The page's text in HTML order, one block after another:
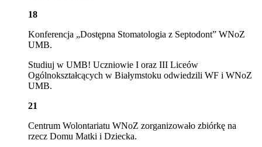
18
Konferencja „Dostępna Stomatologia z Septodont” WNoZ
UMB.
Studiuj w UMB! Uczniowie I oraz III Liceów
Ogólnokształcących w Białymstoku odwiedzili WF i WNoZ
UMB.
21
Centrum Wolontariatu WNoZ zorganizowało zbiórkę na
rzecz Domu Matki i Dziecka.